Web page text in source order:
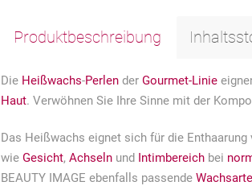
Produktbeschreibung
Die Heißwachs-Perlender Gourmet-Linie
Haut. Verwöhnen Sie Ihre Sinne mit der
Das Heißwachs eignet sich für die
wie Gesicht, Achselnund Intimbereichbei
BEAUTY IMAGE ebenfalls passende